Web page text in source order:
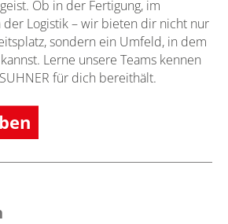
Ob in der Fertigung, im
der Logistik – wir bieten dir nicht nur
sondern ein Umfeld, in dem
Lerne unsere Teams kennen
für dich bereithält.